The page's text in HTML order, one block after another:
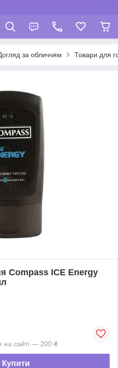
за обличчям Товари для
Compass ICE Energy
на сайті — 200 ₴
Купити